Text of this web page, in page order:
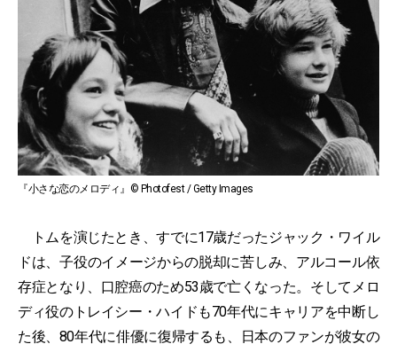
『小さな恋のメロディ』© Photofest / Getty Images
トムを演じたとき、すでに17歳だったジャック・ワイル
ドは、子役のイメージからの脱却に苦しみ、アルコール依
存症となり、口腔癌のため53歳で亡くなった。そしてメロ
ディ役のトレイシー・ハイドも70年代にキャリアを中断し
た後、80年代に俳優に復帰するも、日本のファンが彼女の